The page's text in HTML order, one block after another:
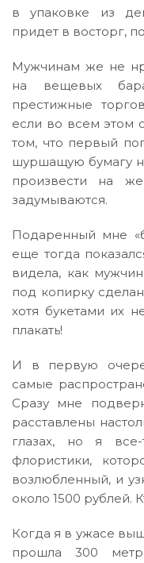
в упаковке из
придет в восторг,
Мужчинам же не
на вещевых
престижные
если во всем этом
том, что первый
шуршащую бумагу
произвести на
задумываются.
Подаренный мне
еще тогда
видела, как
под копирку
хотя букетами их
плакать!
И в первую
самые
Сразу мне
расставлены
глазах, но я
флористики,
возлюбленный, и
около 1500 рублей.
Когда я в ужасе
прошла 300